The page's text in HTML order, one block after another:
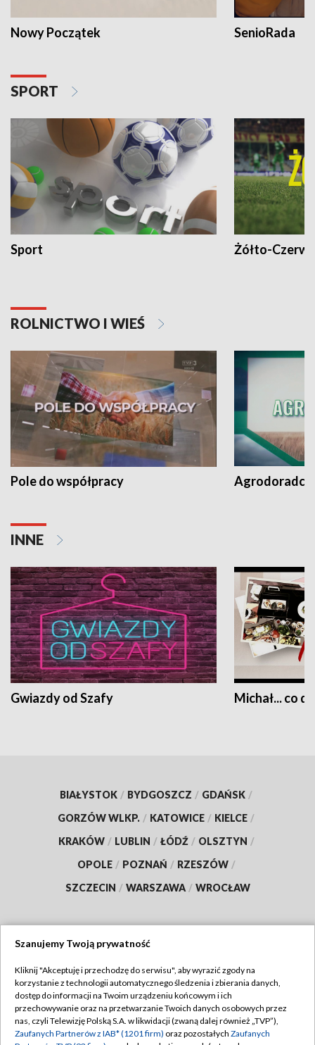
Nowy Początek SenioRada
SPORT
Sport Żółto-
ROLNICTWO I WIEŚ
Pole do współpracy Agrodoradcy
INNE
Gwiazdy od Szafy Michał... co
BIAŁYSTOK / BYDGOSZCZ / GDAŃSK /
GORZÓW WLKP. / KATOWICE / KIELCE /
KRAKÓW / LUBLIN / ŁÓDŹ / OLSZTYN /
OPOLE / POZNAŃ / RZESZÓW /
SZCZECIN / WARSZAWA / WROCŁAW
TVP
Abonament TVP
Emisja w TVP
Regulamin TVP
Polityka prywatności
Szanujemy Twoją prywatność
Kliknij "Akceptuję i przechodzę do serwisu", aby wyrazić zgody na
korzystanie z technologii automatycznego śledzenia i zbierania danych,
dostęp do informacji na Twoim urządzeniu końcowym i ich
przechowywanie oraz na przetwarzanie Twoich danych osobowych przez
nas, czyli Telewizję Polską S.A. w likwidacji (zwaną dalej również „TVP”),
Zaufanych Partnerów z IAB* (1201 firm) oraz pozostałych Zaufanych